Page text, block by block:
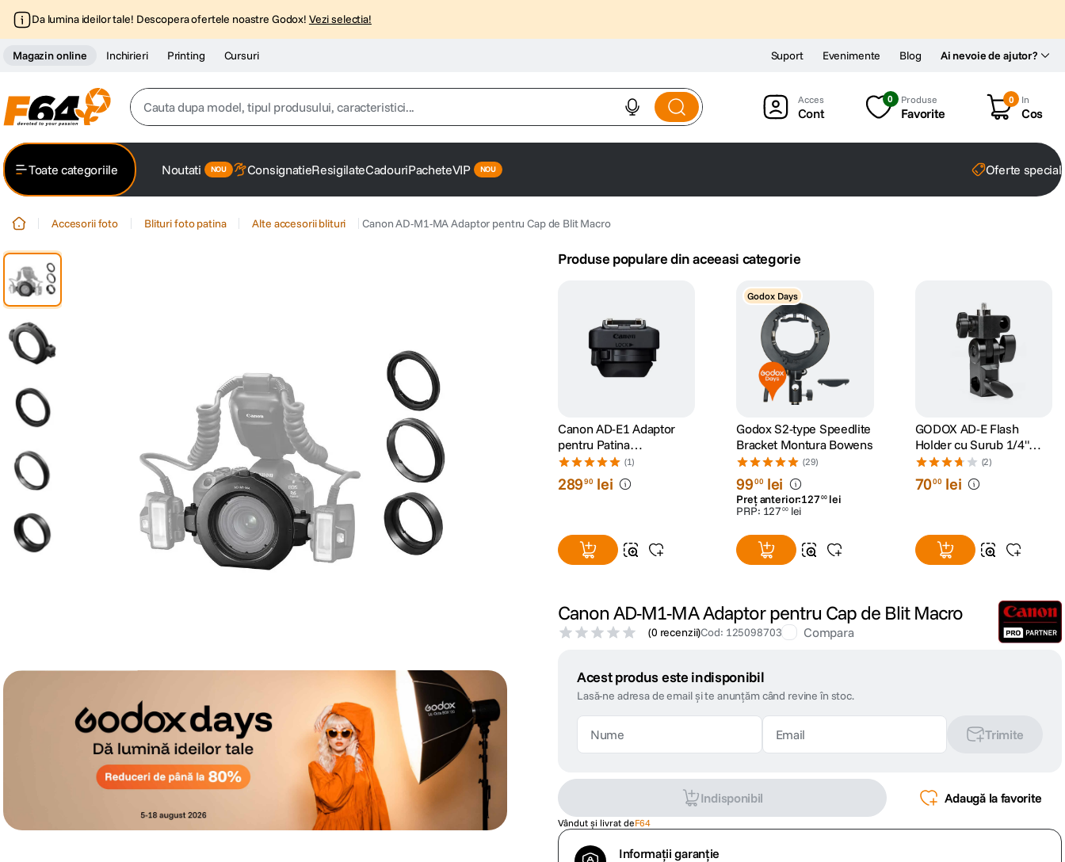
Da lumina ideilor tale! Descopera ofertele noastre Godox! Vezi selectia!
Magazin online Inchirieri Printing Cursuri Ai nevoie de ajutor?
Suport Evenimente Blog
Cauta dupa model, tipul produsului, caracteristici...
2 . trepied
lavaliera
sony fx
8. card memorie
9. dji mic mini
10 dji osmo
Cont
0 Produse
Favorite
0 In
Cos
Toate categoriile Noutati ConsignatieResigilateCadouriPacheteVIP Oferte
Accesorii foto Blituri foto patina Alte accesorii blituri Canon AD-M1-MA Adaptor pentru Cap de Blit Macro
Produse populare din aceeasi categorie
Canon AD-E1 Adaptor
pentru Patina
Multifunctionala
(1)
28990 lei
Godox Days
Godox S2-type Speedlite
Bracket Montura Bowens
(29)
9900 lei
Preț anterior:12700 lei
PRP: 127 00 lei
GODOX AD-E Flash
Holder cu Surub 1/4"
pentru Godox AD200
(2)
7000 lei
Canon AD-M1-MA Adaptor pentru Cap de Blit Macro
(0 recenzii)Cod: 125098703 Compara
Acest produs este indisponibil
Lasă-ne adresa de email și te anunțăm când revine în stoc.
Trimite
Indisponibil Adaugă la favorite
Vândut și livrat deF64
Informații garanție